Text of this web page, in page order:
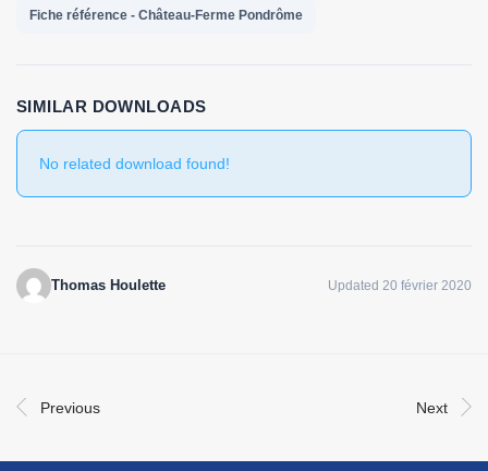
Fiche référence - Château-Ferme Pondrôme
SIMILAR DOWNLOADS
No related download found!
Thomas Houlette Updated 20 février 2020
Previous Next